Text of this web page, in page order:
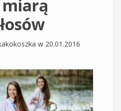
w 20.01.2016